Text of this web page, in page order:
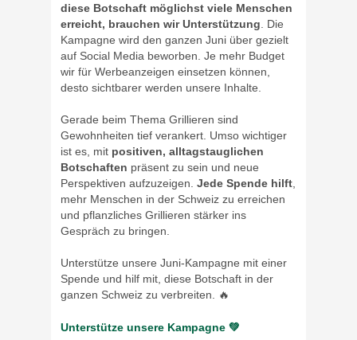
diese Botschaft möglichst viele Menschen
erreicht, brauchen wir Unterstützung . Die
Kampagne wird den ganzen Juni über gezielt
auf Social Media beworben. Je mehr Budget
wir für Werbeanzeigen einsetzen können,
desto sichtbarer werden unsere Inhalte.
Gerade beim Thema Grillieren sind
Gewohnheiten tief verankert. Umso wichtiger
ist es, mit positiven, alltagstauglichen
Botschaften präsent zu sein und neue
Perspektiven aufzuzeigen. Jede Spende hilft
mehr Menschen in der Schweiz zu erreichen
und pflanzliches Grillieren stärker ins
Gespräch zu bringen.
Unterstütze unsere Juni-Kampagne mit einer
Spende und hilf mit, diese Botschaft in der
ganzen Schweiz zu verbreiten. 🔥
Unterstütze unsere Kampagne 💚